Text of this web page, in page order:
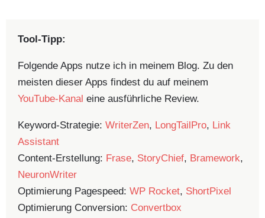
Tool-Tipp:
Folgende Apps nutze ich in meinem Blog. Zu den
meisten dieser Apps findest du auf meinem
YouTube-Kanal eine ausführliche Review.
Keyword-Strategie: WriterZen, LongTailPro, Link
Assistant
Content-Erstellung: Frase, StoryChief, Bramework,
NeuronWriter
Optimierung Pagespeed: WP Rocket, ShortPixel
Optimierung Conversion: Convertbox